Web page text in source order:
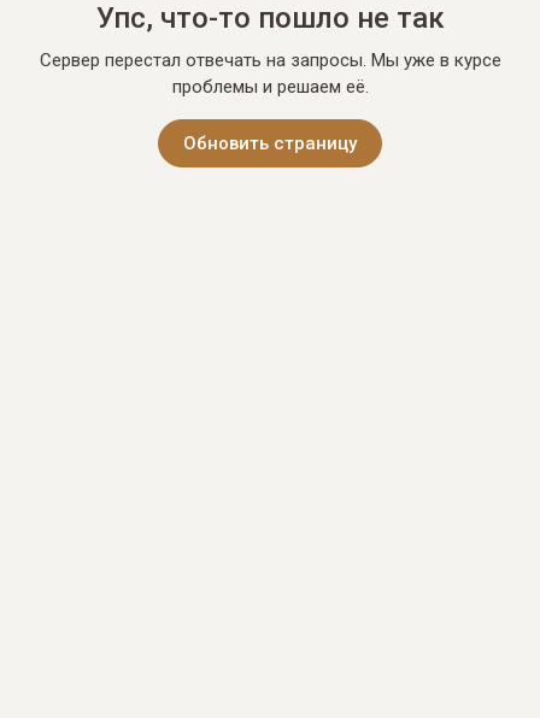
Упс, что-то пошло не так
Сервер перестал отвечать на запросы. Мы уже в курсе
проблемы и решаем её.
Обновить страницу